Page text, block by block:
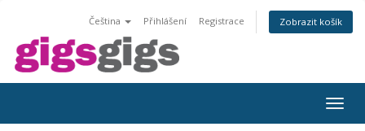
Čeština Přihlášení Registrace Zobrazit košík